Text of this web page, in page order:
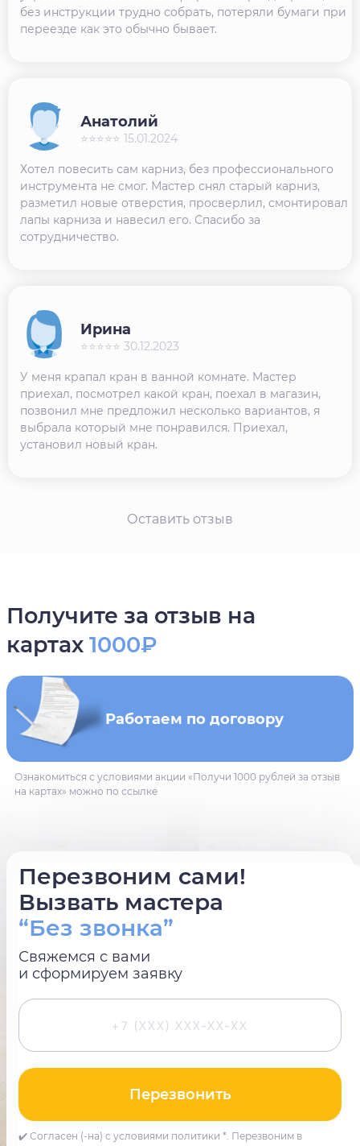
без инструкции трудно собрать, потеряли бумаги при
переезде как это обычно бывает.
Хотел повесить сам карниз, без профессионального
инструмента не смог. Мастер снял старый карниз,
разметил новые отверстия, просверлил, смонтировал
лапы карниза и навесил его. Спасибо за
сотрудничество.
Анатолий
⭐⭐⭐⭐⭐ 15.01.2024
У меня крапал кран в ванной комнате. Мастер
приехал, посмотрел какой кран, поехал в магазин,
позвонил мне предложил несколько вариантов, я
выбрала который мне понравился. Приехал,
установил новый кран.
Ирина
⭐⭐⭐⭐⭐ 30.12.2023
Оставить отзыв
Перезвоним сами!
Вызвать мастера
“Без звонка”
Свяжемся с вами
и сформируем заявку
Перезвонить
✔️ Согласен (-на) с условиями политики *. Перезвоним в
Получите за отзыв на
картах 1000₽
Работаем по договору
Ознакомиться с условиями акции «Получи 1000 рублей за отзыв
на картах» можно по ссылке